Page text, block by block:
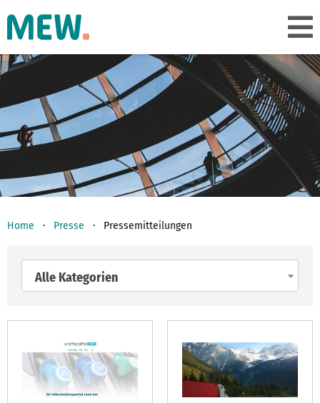
Home Presse Pressemitteilungen
Alle Kategorien